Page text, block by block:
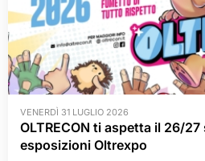
VENERDÌ 31 LUGLIO 2026
OLTRECON ti aspetta il 26/
esposizioni Oltrexpo